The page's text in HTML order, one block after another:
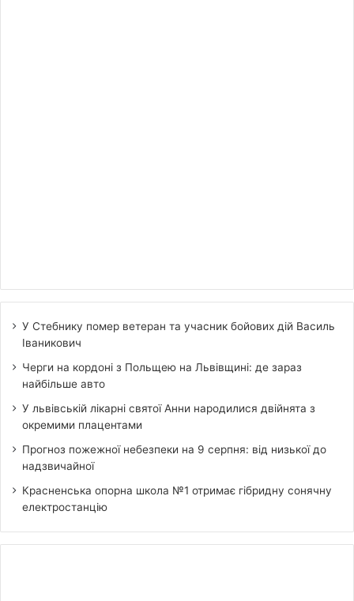
У Стебнику помер ветеран та учасник бойових дій Василь
Іваникович
Черги на кордоні з Польщею на Львівщині: де зараз
найбільше авто
У львівській лікарні святої Анни народилися двійнята з
окремими плацентами
Прогноз пожежної небезпеки на 9 серпня: від низької до
надзвичайної
Красненська опорна школа №1 отримає гібридну сонячну
електростанцію